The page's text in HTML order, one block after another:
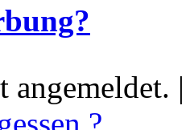
angemeldet. |